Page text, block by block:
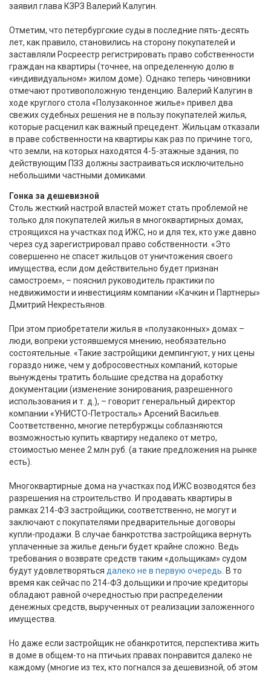
заявил глава КЗРЗ Валерий Калугин.
Отметим, что петербургские суды в последние пять-десять
лет, как правило, становились на сторону покупателей и
заставляли Росреестр регистрировать право собственности
граждан на квартиры (точнее, на определенную долю в
«индивидуальном» жилом доме). Однако теперь чиновники
отмечают противоположную тенденцию. Валерий Калугин в
ходе круглого стола «Полузаконное жилье» привел два
свежих судебных решения не в пользу покупателей жилья,
которые расценил как важный прецедент. Жильцам отказали
в праве собственности на квартиры как раз по причине того,
что земли, на которых находятся 4-5-этажные здания, по
действующим ПЗЗ должны застраиваться исключительно
небольшими частными домиками.
Гонка за дешевизной
Столь жесткий настрой властей может стать проблемой не
только для покупателей жилья в многоквартирных домах,
строящихся на участках под ИЖС, но и для тех, кто уже давно
через суд зарегистрировал право собственности. «Это
совершенно не спасет жильцов от уничтожения своего
имущества, если дом действительно будет признан
самостроем», – пояснил руководитель практики по
недвижимости и инвестициям компании «Качкин и Партнеры»
Дмитрий Некрестьянов.
При этом приобретатели жилья в «полузаконных» домах –
люди, вопреки устоявшемуся мнению, необязательно
состоятельные. «Такие застройщики демпингуют, у них цены
гораздо ниже, чем у добросовестных компаний, которые
вынуждены тратить большие средства на доработку
документации (изменение зонирования, разрешенного
использования и т. д.), – говорит генеральный директор
компании «УНИСТО-Петросталь» Арсений Васильев.
Соответственно, многие петербуржцы соблазняются
возможностью купить квартиру недалеко от метро,
стоимостью менее 2 млн руб. (а такие предложения на рынке
есть).
Многоквартирные дома на участках под ИЖС возводятся без
разрешения на строительство. И продавать квартиры в
рамках 214-ФЗ застройщики, соответственно, не могут и
заключают с покупателями предварительные договоры
купли-продажи. В случае банкротства застройщика вернуть
уплаченные за жилье деньги будет крайне сложно. Ведь
требования о возврате средств таким «дольщикам» судом
будут удовлетворяться далеко не в первую очередь . В то
время как сейчас по 214-ФЗ дольщики и прочие кредиторы
обладают равной очередностью при распределении
денежных средств, вырученных от реализации заложенного
имущества.
Но даже если застройщик не обанкротится, перспектива жить
в доме в общем-то на птичьих правах понравится далеко не
каждому (многие из тех, кто погнался за дешевизной, об этом